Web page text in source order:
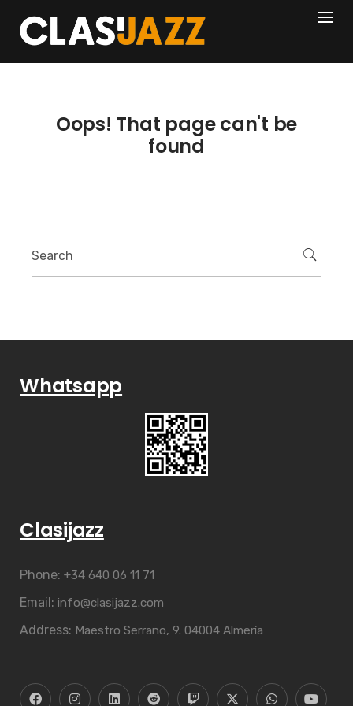
content
404
Oops! That page can't be
found
Whatsapp
Clasijazz
Phone: +34 640 06 11 71
Email: info@clasijazz.com
Address: Maestro Serrano, 9. 04004 Almería